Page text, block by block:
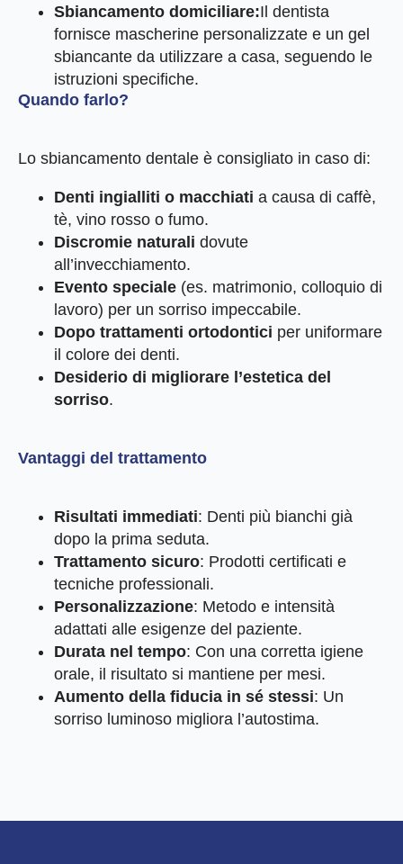
Sbiancamento domiciliare:Il dentista
fornisce mascherine personalizzate e un gel
sbiancante da utilizzare a casa, seguendo le
istruzioni specifiche.
Quando farlo?
Lo sbiancamento dentale è consigliato in caso di:
Denti ingialliti o macchiati a causa di caffè,
tè, vino rosso o fumo.
Discromie naturali dovute
all’invecchiamento.
Evento speciale (es. matrimonio, colloquio di
lavoro) per un sorriso impeccabile.
Dopo trattamenti ortodontici per uniformare
il colore dei denti.
Desiderio di migliorare l’estetica del
sorriso.
Vantaggi del trattamento
Risultati immediati: Denti più bianchi già
dopo la prima seduta.
Trattamento sicuro: Prodotti certificati e
tecniche professionali.
Personalizzazione: Metodo e intensità
adattati alle esigenze del paziente.
Durata nel tempo: Con una corretta igiene
orale, il risultato si mantiene per mesi.
Aumento della fiducia in sé stessi: Un
sorriso luminoso migliora l’autostima.